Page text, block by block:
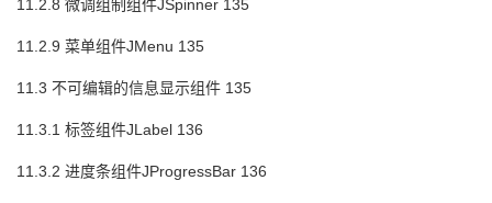
11.2.8 微调组制组件JSpinner 135
11.2.9 菜单组件JMenu 135
11.3 不可编辑的信息显示组件 135
11.3.1 标签组件JLabel 136
11.3.2 进度条组件JProgressBar 136